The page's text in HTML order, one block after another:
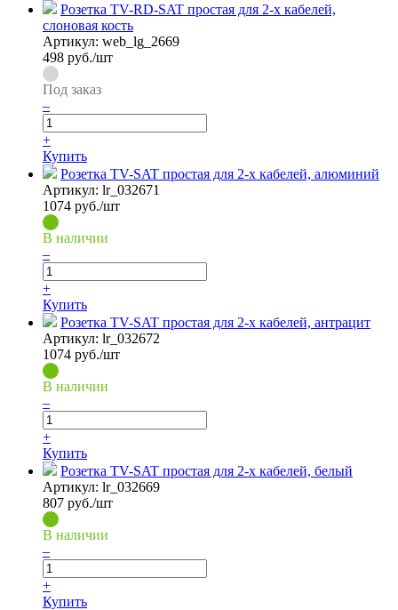
Розетка TV-RD-SAT простая для 2-х кабелей,
слоновая кость
Артикул: web_lg_2669
498 руб./шт
Под заказ
–
+
Купить
Розетка TV-SAT простая для 2-х кабелей, алюминий
Артикул: lr_032671
1074 руб./шт
В наличии
–
+
Купить
Розетка TV-SAT простая для 2-х кабелей, антрацит
Артикул: lr_032672
1074 руб./шт
В наличии
–
+
Купить
Розетка TV-SAT простая для 2-х кабелей, белый
Артикул: lr_032669
807 руб./шт
В наличии
–
+
Купить